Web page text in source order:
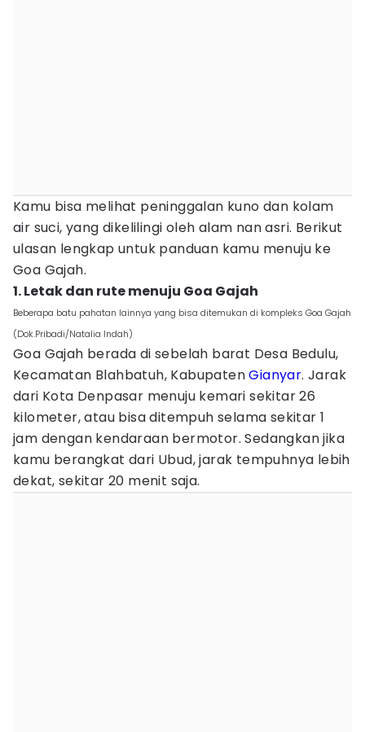
Kamu bisa melihat peninggalan kuno dan kolam
air suci, yang dikelilingi oleh alam nan asri. Berikut
ulasan lengkap untuk panduan kamu menuju ke
Goa Gajah.
1. Letak dan rute menuju Goa Gajah
Beberapa batu pahatan lainnya yang bisa ditemukan di kompleks Goa Gajah
(Dok.Pribadi/Natalia Indah)
Goa Gajah berada di sebelah barat Desa Bedulu,
Kecamatan Blahbatuh, KabupatenGianyar. Jarak
dari Kota Denpasar menuju kemari sekitar 26
kilometer, atau bisa ditempuh selama sekitar 1
jam dengan kendaraan bermotor. Sedangkan jika
kamu berangkat dari Ubud, jarak tempuhnya lebih
dekat, sekitar 20 menit saja.